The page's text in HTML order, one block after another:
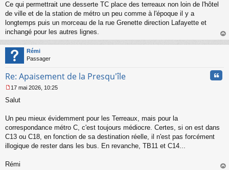
g
e
n
o
n
l
u
Ce qui permettrait une desserte TC place des terreaux non loin de l'hôtel
de ville et de la station de métro un peu comme à l'époque il y a
longtemps puis un morceau de la rue Grenette direction Lafayette et
inchangé pour les autres lignes.
au
Rémi
Passager
Re: Apaisement de la Presqu'île
e
s
g
e
n
n
17 mai 2026, 10:25
Salut
Un peu mieux évidemment pour les Terreaux, mais pour la
correspondance métro C, c'est toujours médiocre. Certes, si on est dans
C13 ou C18, en fonction de sa destination réelle, il n'est pas forcément
illogique de rester dans les bus. En revanche, TB11 et C14...
Rémi